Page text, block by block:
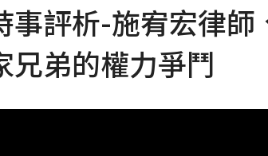
事評析-施宥宏律
兄弟的權力爭鬥